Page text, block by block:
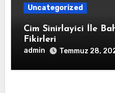
Uncategorized
Cim Sinirlayici İle
Fikirleri
admin Temmuz 28,